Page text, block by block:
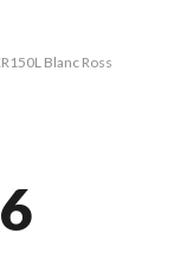
Blanc Ross